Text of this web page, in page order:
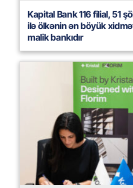
Kapital Bank 116 filial, 51
ilə ölkənin ən böyük
malik bankıdır